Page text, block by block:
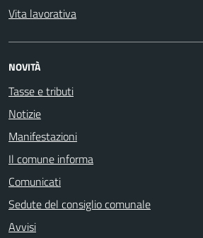
Vita lavorativa
NOVITÀ
Tasse e tributi
Notizie
Manifestazioni
Il comune informa
Comunicati
Sedute del consiglio comunale
Avvisi